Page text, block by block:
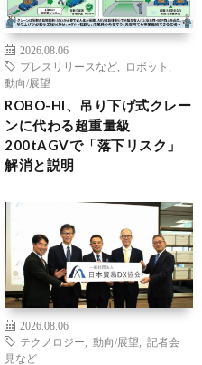
2026.08.06
プレスリリースなど
ロボット
動向/展望
ROBO-HI、吊り下げ式クレー
ンに代わる超重量級
200tAGVで「落下リスク」
解消と説明
2026.08.06
テクノロジー
動向/展望
記者会
見など